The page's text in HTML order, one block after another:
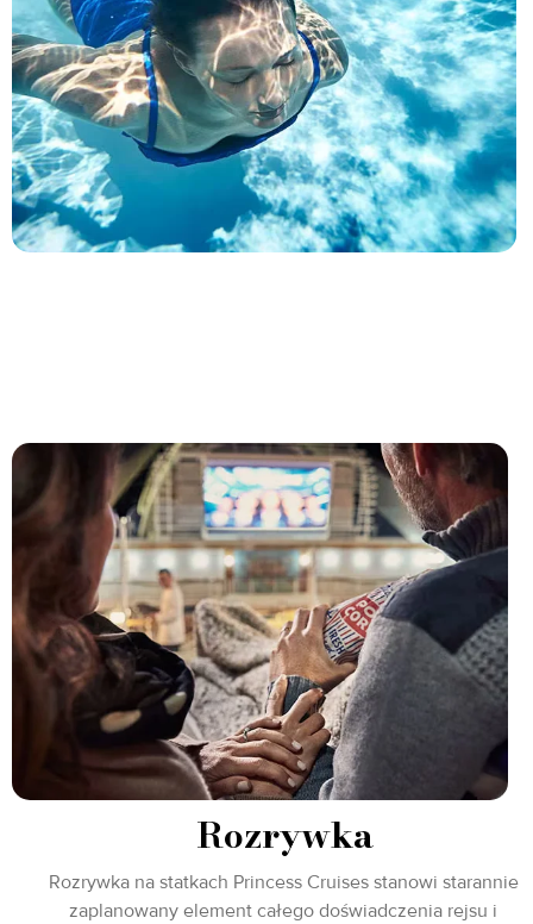
Rozrywka
Rozrywka na statkach Princess Cruises stanowi starannie
zaplanowany element całego doświadczenia rejsu i